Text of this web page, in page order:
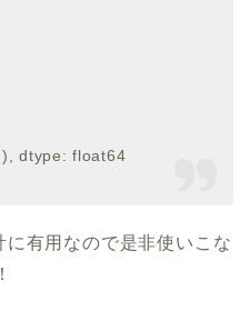
dtype: float64
有用なので是非使いこな